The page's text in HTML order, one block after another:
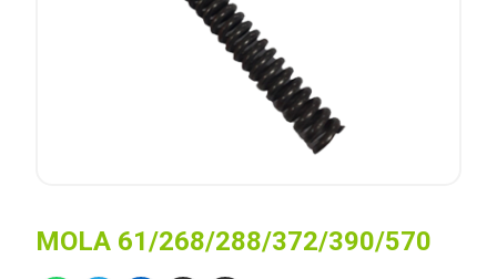
MOLA 61/268/288/372/390/570